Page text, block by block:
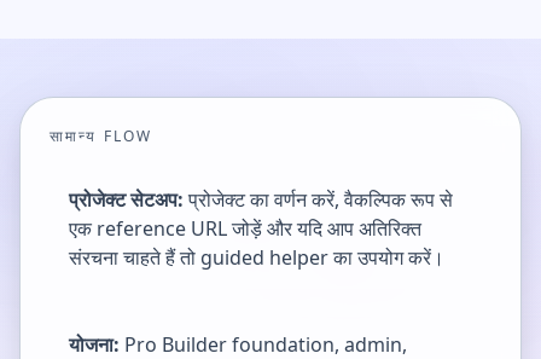
सामान्य FLOW
प्रोजेक्ट सेटअप:प्रोजेक्ट का वर्णन करें, वैकल्पिक रूप से
एक reference URL जोड़ें और यदि आप अतिरिक्त
संरचना चाहते हैं तो guided helper का उपयोग करें।
योजना: Pro Builder foundation, admin,